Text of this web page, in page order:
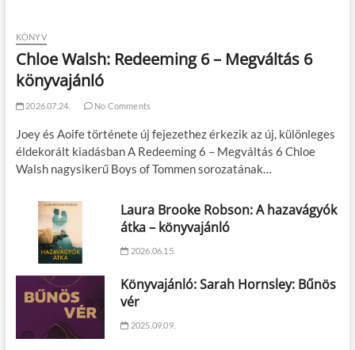
KÖNYV
Chloe Walsh: Redeeming 6 – Megváltás 6
könyvajánló
2026.07.24. No Comments
Joey és Aoife története új fejezethez érkezik az új, különleges
éldekorált kiadásban A Redeeming 6 – Megváltás 6 Chloe
Walsh nagysikerű Boys of Tommen sorozatának…
Laura Brooke Robson: A hazavágyók
átka – könyvajánló
2026.06.15.
Könyvajánló: Sarah Hornsley: Bűnös
vér
2025.09.09.